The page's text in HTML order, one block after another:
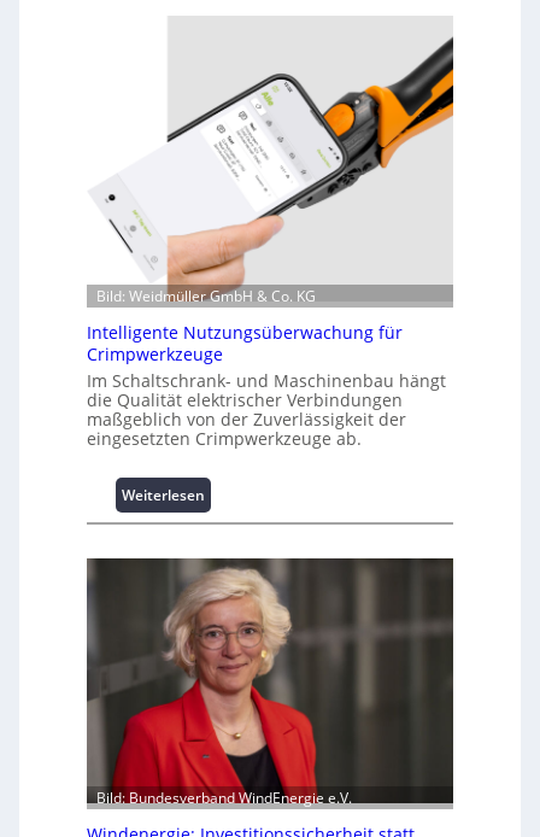
r
f
t
i
o
n
u
m
L
a
s
s
p
i
z
e
m
a
n
a
g
e
m
e
Bild: Weidmüller GmbH & Co. KG
Intelligente Nutzungsüberwachung für
Crimpwerkzeuge
Im Schaltschrank- und Maschinenbau hängt
die Qualität elektrischer Verbindungen
maßgeblich von der Zuverlässigkeit der
eingesetzten Crimpwerkzeuge ab.
Weiterlesen:
I
t
e
l
l
i
g
e
n
t
e
N
u
Bild: Bundesverband WindEnergie e.V.